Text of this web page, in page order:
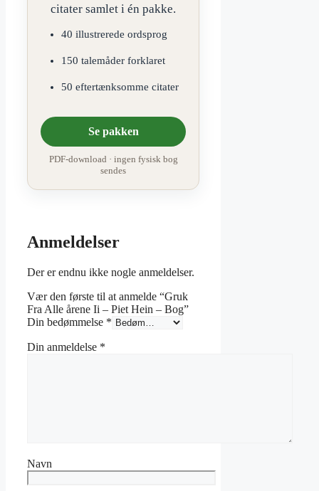
citater samlet i én pakke.
40 illustrerede ordsprog
150 talemåder forklaret
50 eftertænksomme citater
Se pakken
PDF-download · ingen fysisk bog
sendes
Anmeldelser
Der er endnu ikke nogle anmeldelser.
Vær den første til at anmelde “Gruk
Fra Alle årene Ii – Piet Hein – Bog”
Din bedømmelse *
Din anmeldelse *
Navn